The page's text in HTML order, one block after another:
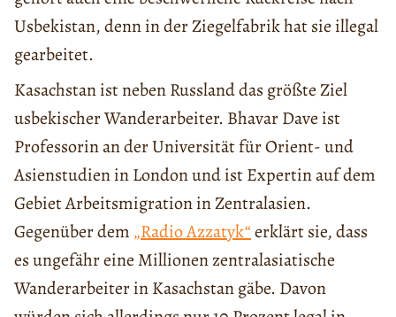
Usbekistan, denn in der Ziegelfabrik hat sie illegal
gearbeitet.
Kasachstan ist neben Russland das größte Ziel
usbekischer Wanderarbeiter. Bhavar Dave ist
Professorin an der Universität für Orient- und
Asienstudien in London und ist Expertin auf dem
Gebiet Arbeitsmigration in Zentralasien.
Gegenüber dem „Radio Azzatyk“erklärt sie, dass
es ungefähr eine Millionen zentralasiatische
Wanderarbeiter in Kasachstan gäbe. Davon